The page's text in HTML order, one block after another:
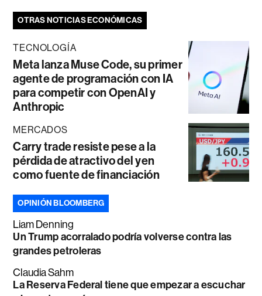
OTRAS NOTICIAS ECONÓMICAS
TECNOLOGÍA
Meta lanza Muse Code, su primer
agente de programación con IA
para competir con OpenAI y
Anthropic
MERCADOS
Carry trade resiste pese a la
pérdida de atractivo del yen
como fuente de financiación
OPINIÓN BLOOMBERG
Liam Denning
Un Trump acorralado podría volverse contra las
grandes petroleras
Claudia Sahm
La Reserva Federal tiene que empezar a escuchar